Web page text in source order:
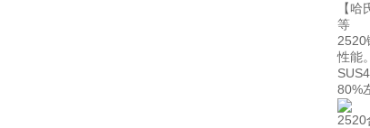
【
等
2520
性能
80%
2520